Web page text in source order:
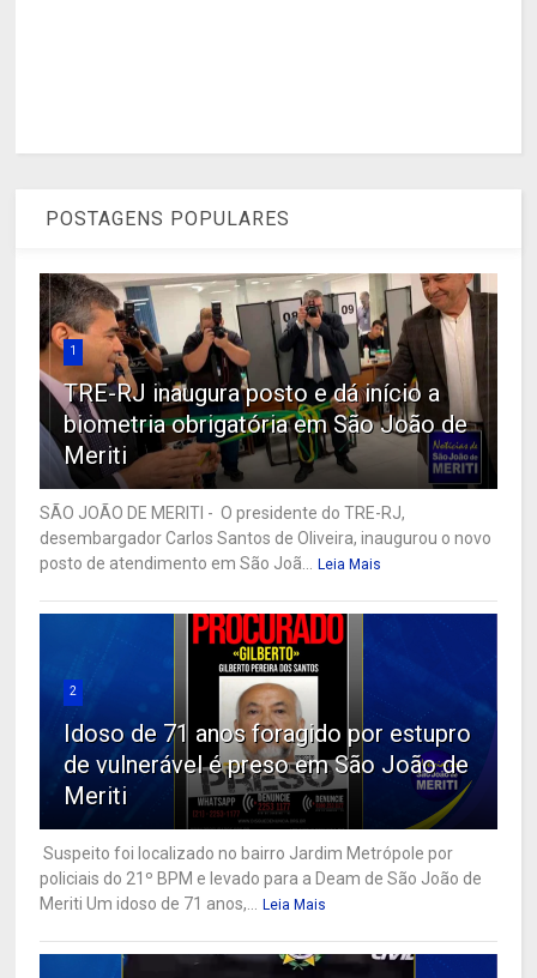
POSTAGENS POPULARES
1
TRE-RJ inaugura posto e dá início a
biometria obrigatória em São João de
Meriti
SÃO JOÃO DE MERITI - O presidente do TRE-RJ,
desembargador Carlos Santos de Oliveira, inaugurou o novo
posto de atendimento em São Joã... Leia Mais
2
Idoso de 71 anos foragido por estupro
de vulnerável é preso em São João de
Meriti
Suspeito foi localizado no bairro Jardim Metrópole por
policiais do 21º BPM e levado para a Deam de São João de
Meriti Um idoso de 71 anos,... Leia Mais